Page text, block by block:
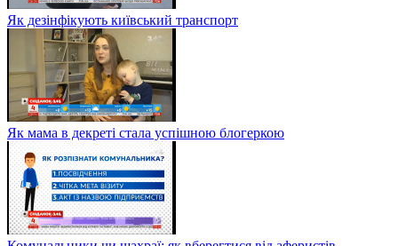
Як дезінфікують київський транспорт
Як мама в декреті стала успішною блогеркою